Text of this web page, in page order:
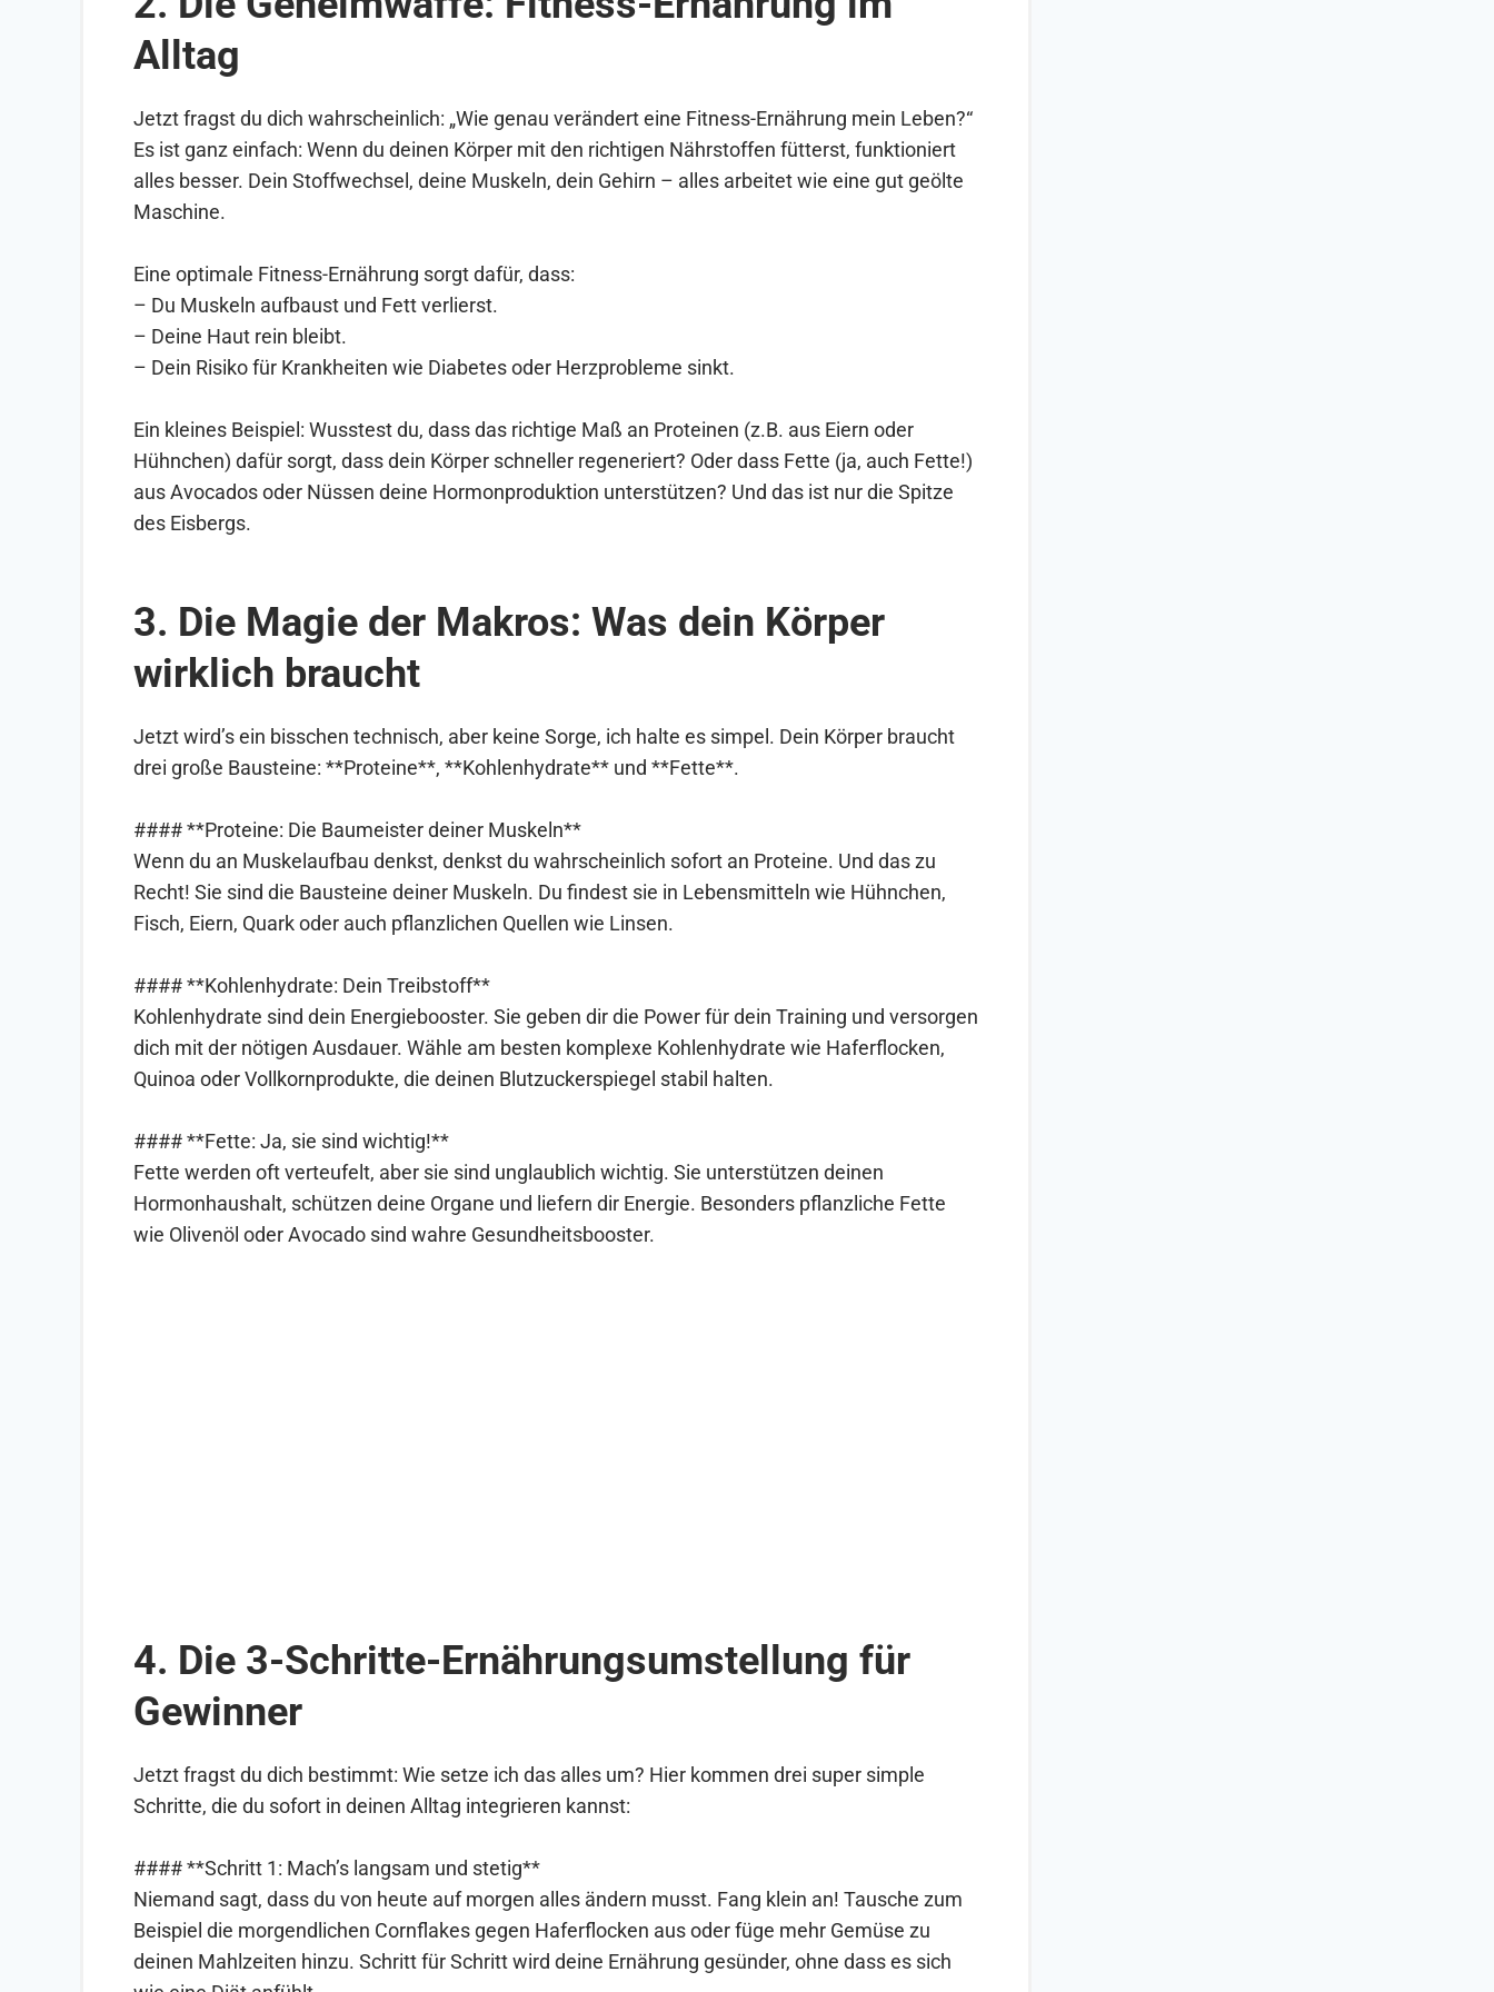
Alltag
Jetzt fragst du dich wahrscheinlich: „Wie genau verändert eine Fitness-Ernährung mein Leben?“
Es ist ganz einfach: Wenn du deinen Körper mit den richtigen Nährstoffen fütterst, funktioniert
alles besser. Dein Stoffwechsel, deine Muskeln, dein Gehirn – alles arbeitet wie eine gut geölte
Maschine.
Eine optimale Fitness-Ernährung sorgt dafür, dass:
– Du Muskeln aufbaust und Fett verlierst.
– Deine Haut rein bleibt.
– Dein Risiko für Krankheiten wie Diabetes oder Herzprobleme sinkt.
Ein kleines Beispiel: Wusstest du, dass das richtige Maß an Proteinen (z.B. aus Eiern oder
Hühnchen) dafür sorgt, dass dein Körper schneller regeneriert? Oder dass Fette (ja, auch Fette!)
aus Avocados oder Nüssen deine Hormonproduktion unterstützen? Und das ist nur die Spitze
des Eisbergs.
3. Die Magie der Makros: Was dein Körper
wirklich braucht
Jetzt wird’s ein bisschen technisch, aber keine Sorge, ich halte es simpel. Dein Körper braucht
drei große Bausteine: **Proteine**, **Kohlenhydrate** und **Fette**.
#### **Proteine: Die Baumeister deiner Muskeln**
Wenn du an Muskelaufbau denkst, denkst du wahrscheinlich sofort an Proteine. Und das zu
Recht! Sie sind die Bausteine deiner Muskeln. Du findest sie in Lebensmitteln wie Hühnchen,
Fisch, Eiern, Quark oder auch pflanzlichen Quellen wie Linsen.
#### **Kohlenhydrate: Dein Treibstoff**
Kohlenhydrate sind dein Energiebooster. Sie geben dir die Power für dein Training und versorgen
dich mit der nötigen Ausdauer. Wähle am besten komplexe Kohlenhydrate wie Haferflocken,
Quinoa oder Vollkornprodukte, die deinen Blutzuckerspiegel stabil halten.
#### **Fette: Ja, sie sind wichtig!**
Fette werden oft verteufelt, aber sie sind unglaublich wichtig. Sie unterstützen deinen
Hormonhaushalt, schützen deine Organe und liefern dir Energie. Besonders pflanzliche Fette
wie Olivenöl oder Avocado sind wahre Gesundheitsbooster.
4. Die 3-Schritte-Ernährungsumstellung für
Gewinner
Jetzt fragst du dich bestimmt: Wie setze ich das alles um? Hier kommen drei super simple
Schritte, die du sofort in deinen Alltag integrieren kannst:
#### **Schritt 1: Mach’s langsam und stetig**
Niemand sagt, dass du von heute auf morgen alles ändern musst. Fang klein an! Tausche zum
Beispiel die morgendlichen Cornflakes gegen Haferflocken aus oder füge mehr Gemüse zu
deinen Mahlzeiten hinzu. Schritt für Schritt wird deine Ernährung gesünder, ohne dass es sich